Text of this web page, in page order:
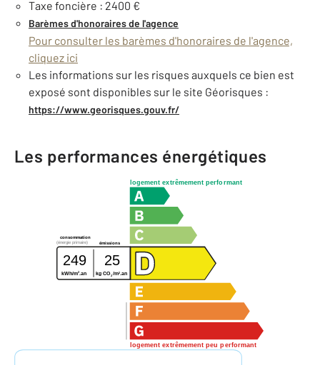
Taxe foncière : 2400 €
Barèmes d'honoraires de l'agence
Pour consulter les barèmes d'honoraires de l'agence,
cliquez ici
Les informations sur les risques auxquels ce bien est
exposé sont disponibles sur le site Géorisques :
https://www.georisques.gouv.fr/
Les performances énergétiques
logement extrêmement performant
logement extrêmement peu performant
consommation
émissions
(énergie primaire)
249 25
kWh/m2.an kg CO2 /m2 .an